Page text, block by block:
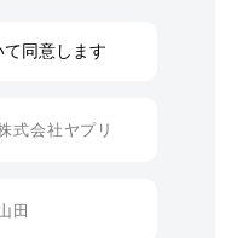
同意します